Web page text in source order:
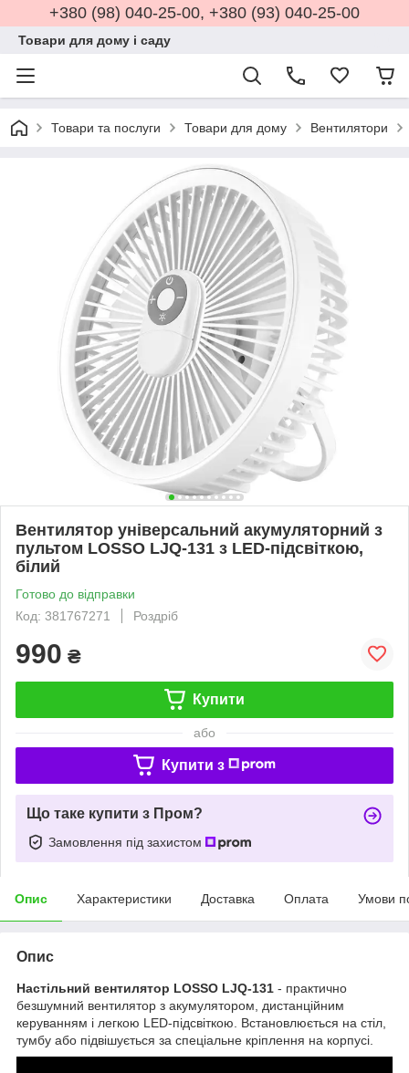
+380 (98) 040-25-00, +380 (93) 040-25-00
Товари для дому і саду
Товари та послуги Товари для дому Вентилятори
Вентилятор універсальний акумуляторний з
пультом LOSSO LJQ-131 з LED-підсвіткою,
білий
Готово до відправки
Код: 381767271
Роздріб
990 ₴
Купити
або
Купити з
Що таке купити з Пром?
Замовлення під захистом
Опис Характеристики Доставка Оплата Умови
Опис
Настільний вентилятор LOSSO LJQ-131 - практично
безшумний вентилятор з акумулятором, дистанційним
керуванням і легкою LED-підсвіткою. Встановлюється на стіл,
тумбу або підвішується за спеціальне кріплення на корпусі.